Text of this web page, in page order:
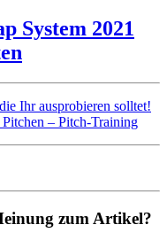
System 2021
Ihr ausprobieren solltet!
– Pitch-Training
zum Artikel?